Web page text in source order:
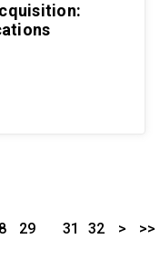
29
31 32 > >>